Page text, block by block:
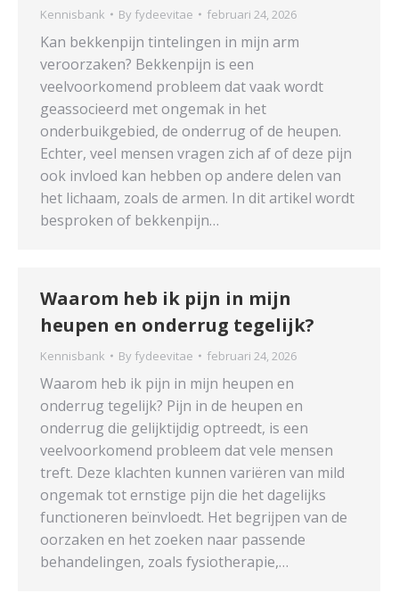
Kennisbank By fydeevitae februari 24, 2026
Kan bekkenpijn tintelingen in mijn arm
veroorzaken? Bekkenpijn is een
veelvoorkomend probleem dat vaak wordt
geassocieerd met ongemak in het
onderbuikgebied, de onderrug of de heupen.
Echter, veel mensen vragen zich af of deze pijn
ook invloed kan hebben op andere delen van
het lichaam, zoals de armen. In dit artikel wordt
besproken of bekkenpijn…
Waarom heb ik pijn in mijn
heupen en onderrug tegelijk?
Kennisbank By fydeevitae februari 24, 2026
Waarom heb ik pijn in mijn heupen en
onderrug tegelijk? Pijn in de heupen en
onderrug die gelijktijdig optreedt, is een
veelvoorkomend probleem dat vele mensen
treft. Deze klachten kunnen variëren van mild
ongemak tot ernstige pijn die het dagelijks
functioneren beïnvloedt. Het begrijpen van de
oorzaken en het zoeken naar passende
behandelingen, zoals fysiotherapie,…